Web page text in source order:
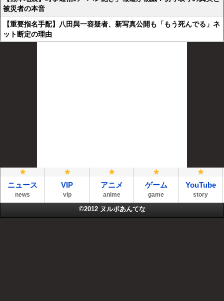
被災者の本音
【重要指名手配】八田與一容疑者、新写真公開も「もう死んでる」ネ
ット断定の理由
ニュース
news
VIP
vip
アニメ
anime
ゲーム
game
YouTube
story
©2012 ヌルポあんてな